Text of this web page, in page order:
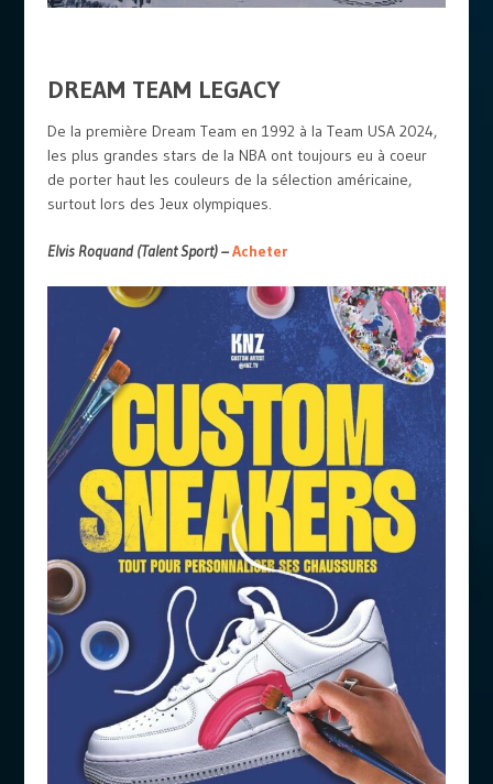
DREAM TEAM LEGACY
De la première Dream Team en 1992 à la Team USA 2024,
les plus grandes stars de la NBA ont toujours eu à coeur
de porter haut les couleurs de la sélection américaine,
surtout lors des Jeux olympiques.
Elvis Roquand (Talent Sport) – Acheter